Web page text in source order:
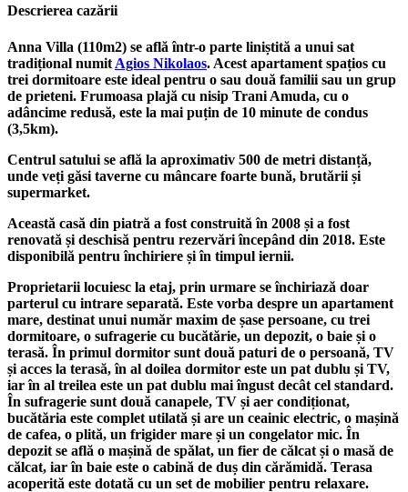
Descrierea cazării
Anna Villa (110m2) se află într-o parte liniștită a unui sat
tradițional numit Agios Nikolaos. Acest apartament spațios cu
trei dormitoare este ideal pentru o sau două familii sau un grup
de prieteni. Frumoasa plajă cu nisip Trani Amuda, cu o
adâncime redusă, este la mai puțin de 10 minute de condus
(3,5km).
Centrul satului se află la aproximativ 500 de metri distanță,
unde veți găsi taverne cu mâncare foarte bună, brutării și
supermarket.
Această casă din piatră a fost construită în 2008 și a fost
renovată și deschisă pentru rezervări începând din 2018. Este
disponibilă pentru închiriere și în timpul iernii.
Proprietarii locuiesc la etaj, prin urmare se închiriază doar
parterul cu intrare separată. Este vorba despre un apartament
mare, destinat unui număr maxim de șase persoane, cu trei
dormitoare, o sufragerie cu bucătărie, un depozit, o baie și o
terasă. În primul dormitor sunt două paturi de o persoană, TV
și acces la terasă, în al doilea dormitor este un pat dublu și TV,
iar în al treilea este un pat dublu mai îngust decât cel standard.
În sufragerie sunt două canapele, TV și aer condiționat,
bucătăria este complet utilată și are un ceainic electric, o mașină
de cafea, o plită, un frigider mare și un congelator mic. În
depozit se află o mașină de spălat, un fier de călcat și o masă de
călcat, iar în baie este o cabină de duș din cărămidă. Terasa
acoperită este dotată cu un set de mobilier pentru relaxare.